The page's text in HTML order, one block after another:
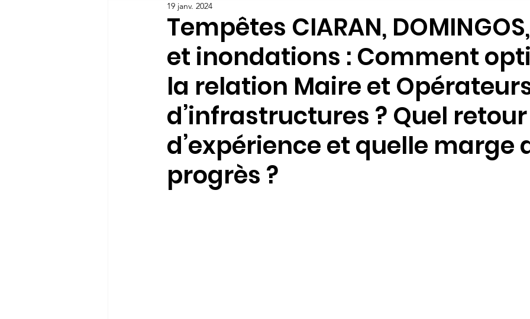
2007
Tempêtes CIARAN,
et inondations : Comment
la relation Maire et
d’infrastructures ? Quel retour
d’expérience et quelle marge
progrès ?
19 janv. 2024